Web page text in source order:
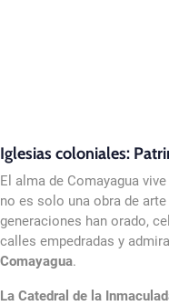
Iglesias coloniales:
El alma de Comayagua
no es solo una obra de
generaciones han orado,
calles empedradas y
Comayagua.
La Catedral de la